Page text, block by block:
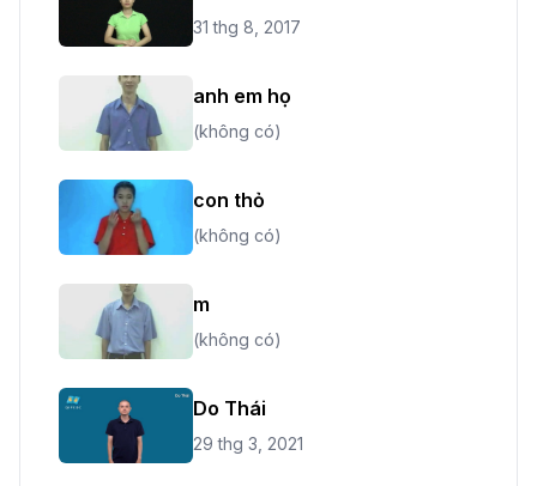
31 thg 8, 2017
anh em họ
(không có)
con thỏ
(không có)
m
(không có)
Do Thái
29 thg 3, 2021